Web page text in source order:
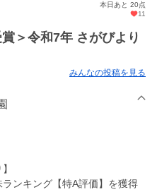
本日あと 20点
11
＞令和7年 さがびより
みんなの投稿を見る
ンキング【特A評価】を獲得